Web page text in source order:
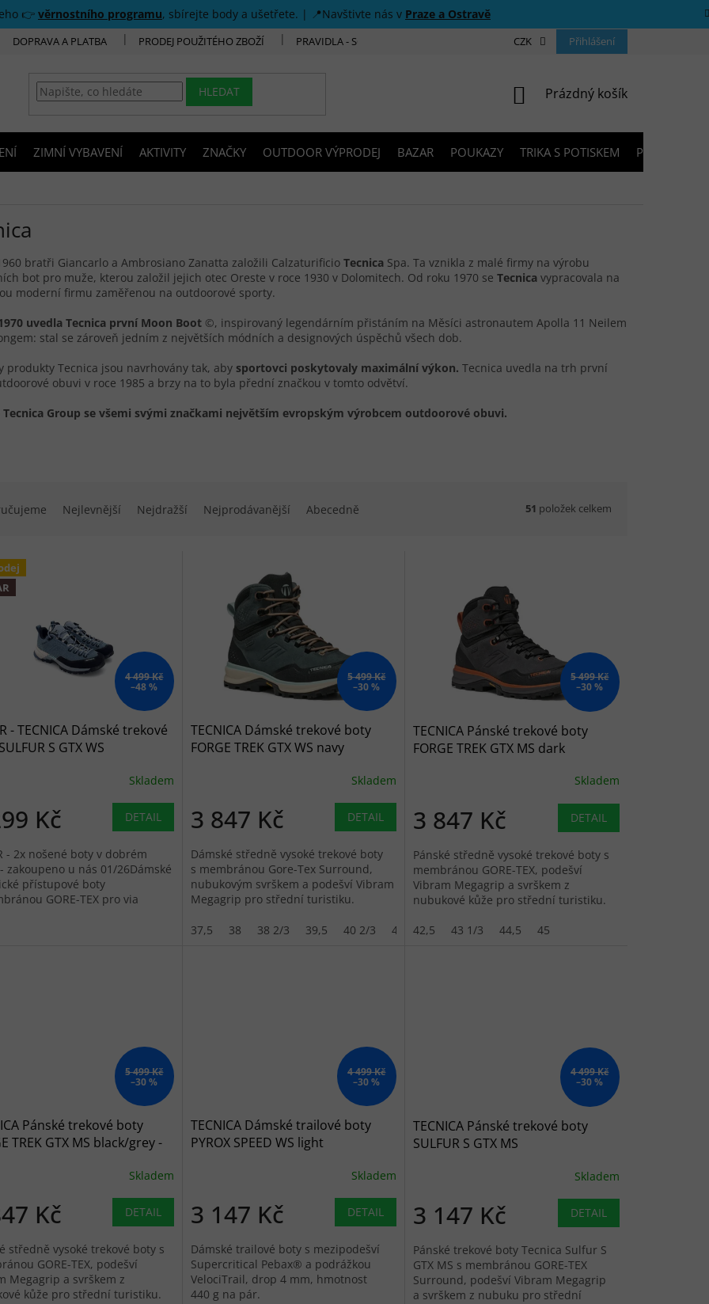
👉 věrnostního programu, sbírejte body a ušetřete. | 📍Navštivte nás v Praze a Ostravě
DOPRAVA A PLATBA PRODEJ POUŽITÉHO ZBOŽÍ PRAVIDLA - SOUTĚŽE PRODEJNY KONTAKTY
CZK Přihlášení
HLEDAT NÁKUPNÍ KOŠÍK
Prázdný košík
ZIMNÍ VYBAVENÍ AKTIVITY ZNAČKY OUTDOOR VÝPRODEJ BAZAR POUKAZY TRIKA S POTISKEM PŮJČOVNA
bratři Giancarlo a Ambrosiano Zanatta založili Calzaturificio Tecnica Spa. Ta vznikla z malé firmy na výrobu
bot pro muže, kterou založil jejich otec Oreste v roce 1930 v Dolomitech. Od roku 1970 se Tecnica vypracovala na
moderní firmu zaměřenou na outdoorové sporty.
uvedla Tecnica první Moon Boot ©, inspirovaný legendárním přistáním na Měsíci astronautem Apolla 11 Neilem
stal se zároveň jedním z největších módních a designových úspěchů všech dob.
produkty Tecnica jsou navrhovány tak, aby sportovci poskytovaly maximální výkon. Tecnica uvedla na trh první
obuvi v roce 1985 a brzy na to byla přední značkou v tomto odvětví.
Tecnica Group se všemi svými značkami největším evropským výrobcem outdoorové obuvi.
Nejlevnější Nejdražší Nejprodávanější Abecedně 51 položek celkem
produktů
4 499 Kč
–48 %
- TECNICA Dámské trekové
S GTX WS
Skladem
Kč DETAIL
- 2x nošené boty v dobrém
zakoupeno u nás 01/26Dámské
přístupové boty
GORE-TEX pro via
5 499 Kč
–30 %
TECNICA Dámské trekové boty
FORGE TREK GTX WS navy
Skladem
3 847 Kč DETAIL
Dámské středně vysoké trekové boty
s membránou Gore-Tex Surround,
nubukovým svrškem a podešví Vibram
Megagrip pro střední turistiku.
37,5 38 38 2/3 39,5 40 2/3 41,5 42 42,5
5 499 Kč
–30 %
TECNICA Pánské trekové boty
FORGE TREK GTX MS dark
Skladem
3 847 Kč DETAIL
Pánské středně vysoké trekové boty s
membránou GORE-TEX, podešví
Vibram Megagrip a svrškem z
nubukové kůže pro střední turistiku.
42,5
43 1/3 44,5 45
5 499 Kč
–30 %
Pánské trekové boty
TREK GTX MS black/grey -
Skladem
Kč DETAIL
středně vysoké trekové boty s
GORE-TEX, podešví
Megagrip a svrškem z
kůže pro střední turistiku.
4 499 Kč
–30 %
TECNICA Dámské trailové boty
PYROX SPEED WS light
Skladem
3 147 Kč DETAIL
Dámské trailové boty s mezipodešví
Supercritical Pebax® a podrážkou
VelociTrail, drop 4 mm, hmotnost
440 g na pár.
4 499 Kč
–30 %
TECNICA Pánské trekové boty
SULFUR S GTX MS
Skladem
3 147 Kč DETAIL
Pánské trekové boty Tecnica Sulfur S
GTX MS s membránou GORE-TEX
Surround, podešví Vibram Megagrip
a svrškem z nubuku pro střední